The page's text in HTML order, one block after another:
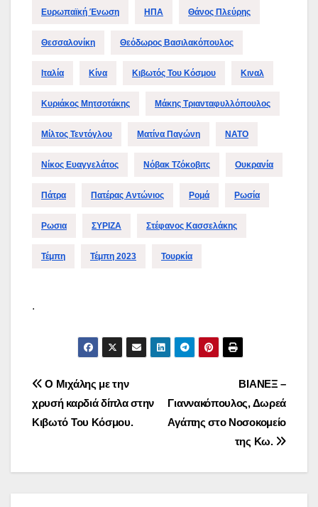
Ευρωπαϊκή Ένωση ΗΠΑ Θάνος Πλεύρης
Θεσσαλονίκη Θεόδωρος Βασιλακόπουλος
Ιταλία Κίνα Κιβωτός Του Κόσμου Κιναλ
Κυριάκος Μητσοτάκης Μάκης Τριανταφυλλόπουλος
Μίλτος Τεντόγλου Ματίνα Παγώνη ΝΑΤΟ
Νίκος Ευαγγελάτος Νόβακ Τζόκοβιτς Ουκρανία
Πάτρα Πατέρας Αντώνιος Ρομά Ρωσία
Ρωσια ΣΥΡΙΖΑ Στέφανος Κασσελάκης
Τέμπη Τέμπη 2023 Τουρκία
.
Πλοήγηση
άρθρων
ΒΙΑΝΕΞ –
Γιαννακόπουλος, Δωρεά
Αγάπης στο Νοσοκομείο
της Κω.
Ο Μιχάλης με την
χρυσή καρδιά δίπλα στην
Κιβωτό Του Κόσμου.